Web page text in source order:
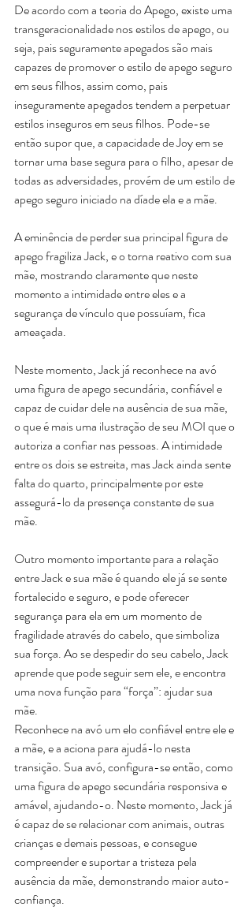
De acordo com a teoria do Apego, existe uma
transgeracionalidade nos estilos de apego, ou
seja, pais seguramente apegados são mais
capazes de promover o estilo de apego seguro
em seus filhos, assim como, pais
inseguramente apegados tendem a perpetuar
estilos inseguros em seus filhos. Pode-se
então supor que, a capacidade de Joy em se
tornar uma base segura para o filho, apesar de
todas as adversidades, provém de um estilo de
apego seguro iniciado na díade ela e a mãe.
A eminência de perder sua principal figura de
apego fragiliza Jack, e o torna reativo com sua
mãe, mostrando claramente que neste
momento a intimidade entre eles e a
segurança de vínculo que possuíam, fica
ameaçada.
Neste momento, Jack já reconhece na avó
uma figura de apego secundária, confiável e
capaz de cuidar dele na ausência de sua mãe,
o que é mais uma ilustração de seu MOI que o
autoriza a confiar nas pessoas. A intimidade
entre os dois se estreita, mas Jack ainda sente
falta do quarto, principalmente por este
assegurá-lo da presença constante de sua
mãe.
Outro momento importante para a relação
entre Jack e sua mãe é quando ele já se sente
fortalecido e seguro, e pode oferecer
segurança para ela em um momento de
fragilidade através do cabelo, que simboliza
sua força. Ao se despedir do seu cabelo, Jack
aprende que pode seguir sem ele, e encontra
uma nova função para “força”: ajudar sua
mãe.
Reconhece na avó um elo confiável entre ele e
a mãe, e a aciona para ajudá-lo nesta
transição. Sua avó, configura-se então, como
uma figura de apego secundária responsiva e
amável, ajudando-o. Neste momento, Jack já
é capaz de se relacionar com animais, outras
crianças e demais pessoas, e consegue
compreender e suportar a tristeza pela
ausência da mãe, demonstrando maior auto-
confiança.